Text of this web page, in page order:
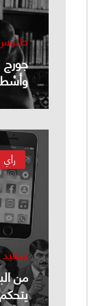
جورج
رأي
من